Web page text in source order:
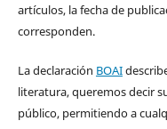
artículos, la fecha de
corresponden.
La declaración BOAI
literatura, queremos decir
público, permitiendo a